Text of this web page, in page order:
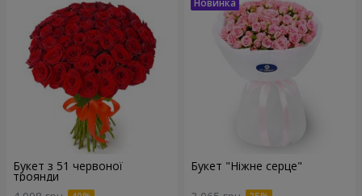
Букет з 51 червоної
троянди
Букет "Ніжне серце"